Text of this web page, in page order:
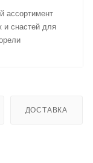
ассортимент
и снастей для
ДОСТАВКА